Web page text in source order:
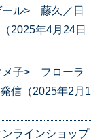
ール> 藤久／日
2025年4月24日
メ子> フローラ
信（2025年2月1
ラインショップ